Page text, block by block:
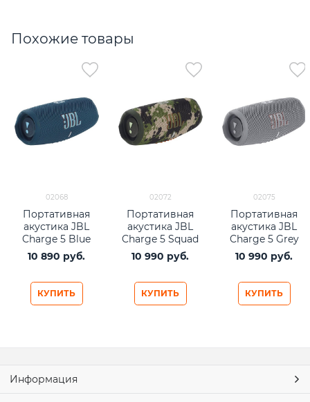
Похожие товары
02068
Портативная
акустика JBL
Charge 5 Blue
10 890 руб.
КУПИТЬ
02072
Портативная
акустика JBL
Charge 5 Squad
10 990 руб.
КУПИТЬ
02075
Портативная
акустика JBL
Charge 5 Grey
10 990 руб.
КУПИТЬ
Информация